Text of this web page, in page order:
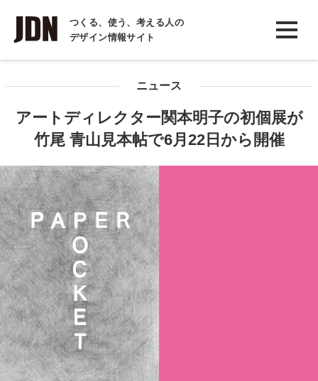
つくる、使う、考える人の
デザイン情報サイト
INTERVIEW
インタビュー
COLUMN
ニュース
アートディレクター関本明子の初個展が
竹尾 青山見本帖で6月22日から開催